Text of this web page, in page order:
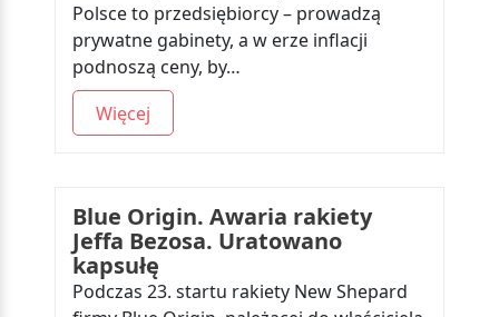
Polsce to przedsiębiorcy – prowadzą
prywatne gabinety, a w erze inflacji
podnoszą ceny, by…
Więcej
Blue Origin. Awaria rakiety
Jeffa Bezosa. Uratowano
kapsułę
Podczas 23. startu rakiety New Shepard